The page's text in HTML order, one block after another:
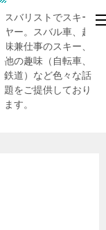
スバリストでスキー
ヤー。スバル車、趣
味兼仕事のスキー、
他の趣味（自転車、
鉄道）など色々な話
題をご提供しており
ます。